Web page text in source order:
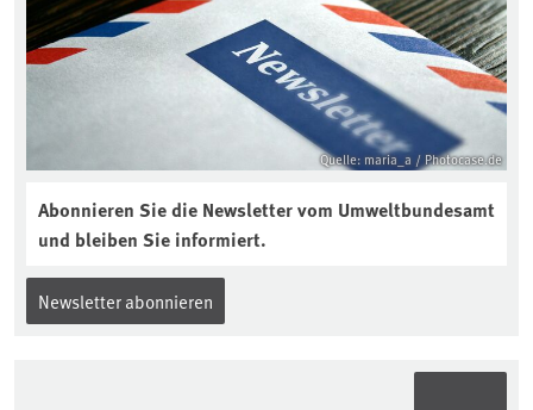
Quelle: maria_a / Photocase.de
Abonnieren Sie die Newsletter vom Umweltbundesamt
und bleiben Sie informiert.
Newsletter abonnieren